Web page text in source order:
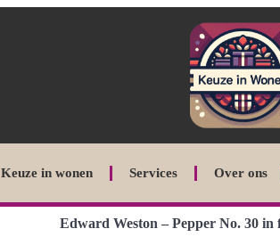
Keuze in wonen Services Over ons
Edward Weston – Pepper No. 30 in